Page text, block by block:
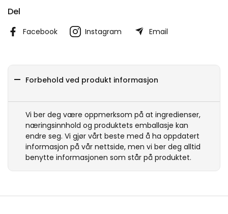
Del
Facebook Instagram Email
Forbehold ved produkt informasjon
Vi ber deg være oppmerksom på at ingredienser,
næringsinnhold og produktets emballasje kan
endre seg. Vi gjør vårt beste med å ha oppdatert
informasjon på vår nettside, men vi ber deg alltid
benytte informasjonen som står på produktet.